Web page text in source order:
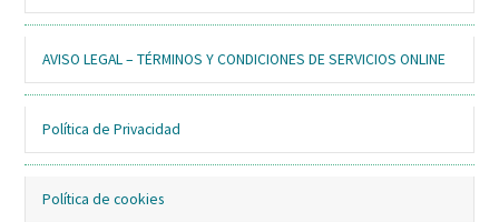
AVISO LEGAL – TÉRMINOS Y CONDICIONES DE SERVICIOS ONLINE
Política de Privacidad
Política de cookies